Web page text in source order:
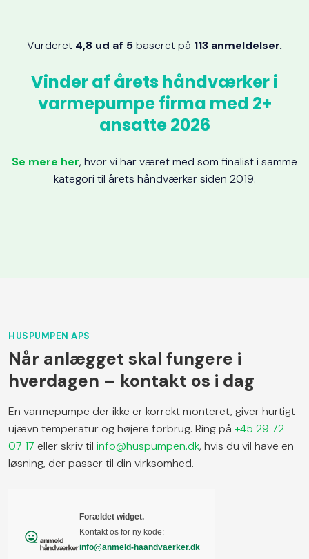
Vurderet 4,8 ud af 5baseret på 113 anmeldelser.​
Vinder af årets håndværker i
varmepumpe firma med 2+
ansatte 2026
Se mere her, hvor vi har været med som finalist i samme
kategori til årets håndværker siden 2019.
HUSPUMPEN APS
Når anlægget skal fungere i
hverdagen – kontakt os i dag
En varmepumpe der ikke er korrekt monteret, giver hurtigt
ujævn temperatur og højere forbrug. Ring på+45 29 72
07 17 eller skriv tilinfo@huspumpen.dk, hvis du vil have en
løsning, der passer til din virksomhed.